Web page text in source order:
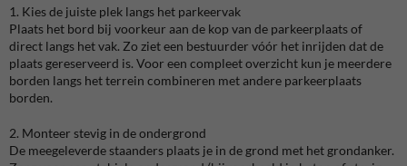
1. Kies de juiste plek langs het parkeervak
Plaats het bord bij voorkeur aan de kop van de parkeerplaats of
direct langs het vak. Zo ziet een bestuurder vóór het inrijden dat de
plaats gereserveerd is. Voor een compleet overzicht kun je meerdere
borden langs het terrein combineren met andere parkeerplaats
borden.
2. Monteer stevig in de ondergrond
De meegeleverde staanders plaats je in de grond met het grondanker.